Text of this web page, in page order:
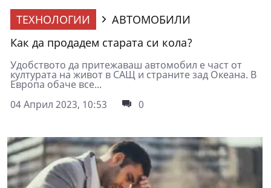
ТЕХНОЛОГИИ
АВТОМОБИЛИ
Как да продадем старата си кола?
Удобството да притежаваш автомобил е част от
културата на живот в САЩ и страните зад Океана. В
Европа обаче все...
04 Април 2023, 10:53
0